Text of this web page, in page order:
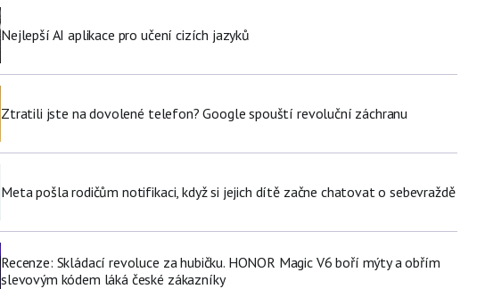
Nejlepší AI aplikace pro učení cizích jazyků
Ztratili jste na dovolené telefon? Google spouští revoluční záchranu
Meta pošla rodičům notifikaci, když si jejich dítě začne chatovat o sebevraždě
Recenze: Skládací revoluce za hubičku. HONOR Magic V6 boří mýty a obřím
slevovým kódem láká české zákazníky